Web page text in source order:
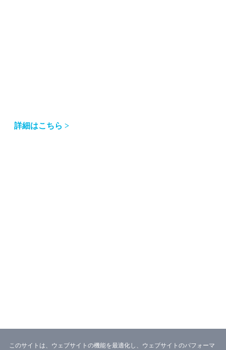
詳細はこちら >
このサイトは、ウェブサイトの機能を最適化し、ウェブサイトのパフォーマ